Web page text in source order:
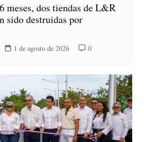
meses, dos tiendas de L&R
sido destruidas por
1 de agosto de 2026 0